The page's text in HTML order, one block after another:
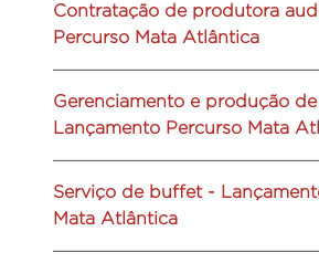
Contratação de produtora
Percurso Mata Atlântica
Gerenciamento e produção
Lançamento Percurso Mata
Serviço de buffet -
Mata Atlântica